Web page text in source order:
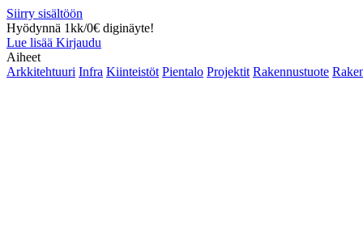
Siirry sisältöön
Hyödynnä 1kk/0€ diginäyte!
Lue lisää Kirjaudu
Aiheet
Arkkitehtuuri Infra Kiinteistöt Pientalo Projektit Rakennustuote